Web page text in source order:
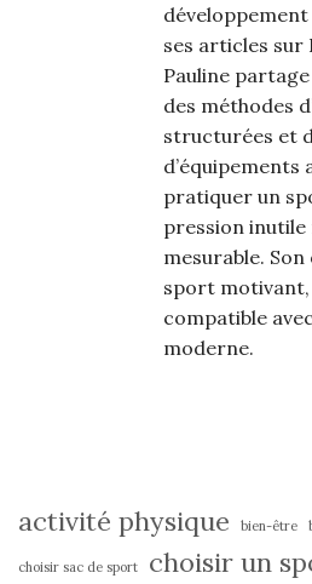
ses articles
Pauline
des méthodes
structurées et
d’équipements
pratiquer un
pression inutile
mesurable.
sport
compatible
moderne.
activité physique bien-être
choisir sac de sport choisir un